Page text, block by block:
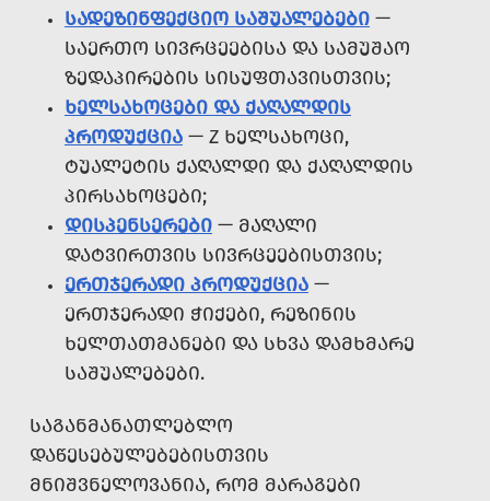
ᲡᲐᲓᲔᲖᲘᲜᲤᲔᲥᲪᲘᲝ ᲡᲐᲨᲣᲐᲚᲔᲑᲔᲑᲘ —
ᲡᲐᲔᲠᲗᲝ ᲡᲘᲕᲠᲪᲔᲔᲑᲘᲡᲐ ᲓᲐ ᲡᲐᲛᲣᲨᲐᲝ
ᲖᲔᲓᲐᲞᲘᲠᲔᲑᲘᲡ ᲡᲘᲡᲣᲤᲗᲐᲕᲘᲡᲗᲕᲘᲡ;
ᲮᲔᲚᲡᲐᲮᲝᲪᲔᲑᲘ ᲓᲐ ᲥᲐᲦᲐᲚᲓᲘᲡ
ᲞᲠᲝᲓᲣᲥᲪᲘᲐ — Z ᲮᲔᲚᲡᲐᲮᲝᲪᲘ,
ᲢᲣᲐᲚᲔᲢᲘᲡ ᲥᲐᲦᲐᲚᲓᲘ ᲓᲐ ᲥᲐᲦᲐᲚᲓᲘᲡ
ᲞᲘᲠᲡᲐᲮᲝᲪᲔᲑᲘ;
ᲓᲘᲡᲞᲔᲜᲡᲔᲠᲔᲑᲘ — ᲛᲐᲦᲐᲚᲘ
ᲓᲐᲢᲕᲘᲠᲗᲕᲘᲡ ᲡᲘᲕᲠᲪᲔᲔᲑᲘᲡᲗᲕᲘᲡ;
ᲔᲠᲗᲯᲔᲠᲐᲓᲘ ᲞᲠᲝᲓᲣᲥᲪᲘᲐ —
ᲔᲠᲗᲯᲔᲠᲐᲓᲘ ᲭᲘᲥᲔᲑᲘ, ᲠᲔᲖᲘᲜᲘᲡ
ᲮᲔᲚᲗᲐᲗᲛᲐᲜᲔᲑᲘ ᲓᲐ ᲡᲮᲕᲐ ᲓᲐᲛᲮᲛᲐᲠᲔ
ᲡᲐᲨᲣᲐᲚᲔᲑᲔᲑᲘ.
ᲡᲐᲒᲐᲜᲛᲐᲜᲐᲗᲚᲔᲑᲚᲝ
ᲓᲐᲬᲔᲡᲔᲑᲣᲚᲔᲑᲔᲑᲘᲡᲗᲕᲘᲡ
ᲛᲜᲘᲨᲕᲜᲔᲚᲝᲕᲐᲜᲘᲐ, ᲠᲝᲛ ᲛᲐᲠᲐᲒᲔᲑᲘ